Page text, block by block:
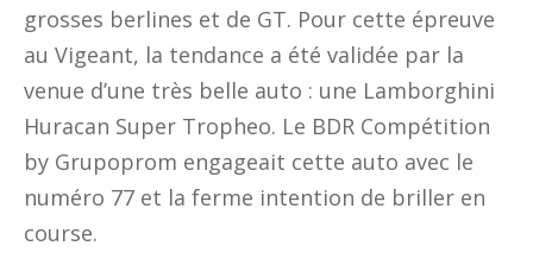
grosses berlines et de GT. Pour cette épreuve
au Vigeant, la tendance a été validée par la
venue d’une très belle auto : une Lamborghini
Huracan Super Tropheo. Le BDR Compétition
by Grupoprom engageait cette auto avec le
numéro 77 et la ferme intention de briller en
course.